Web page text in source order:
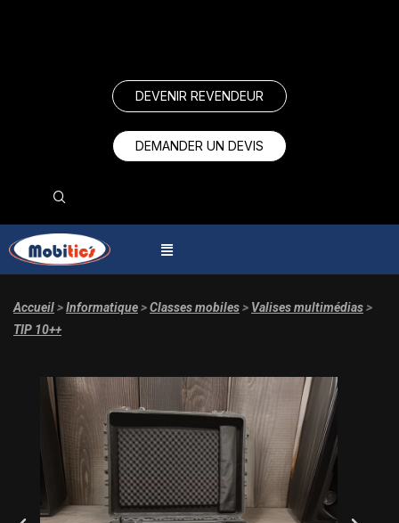
DEVENIR REVENDEUR
DEMANDER UN DEVIS
Accueil>Informatique>Classes mobiles> Valises multimédias>
TIP 10++